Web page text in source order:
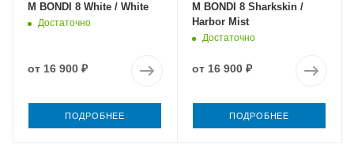
M BONDI 8 White / White
Достаточно
от 16 900 ₽
ПОДРОБНЕЕ
M BONDI 8 Sharkskin /
Harbor Mist
Достаточно
от 16 900 ₽
ПОДРОБНЕЕ